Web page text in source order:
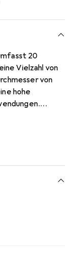
20
Vielzahl von
von
hohe
Leistung
von
erhöht.
die
und
griffbereit